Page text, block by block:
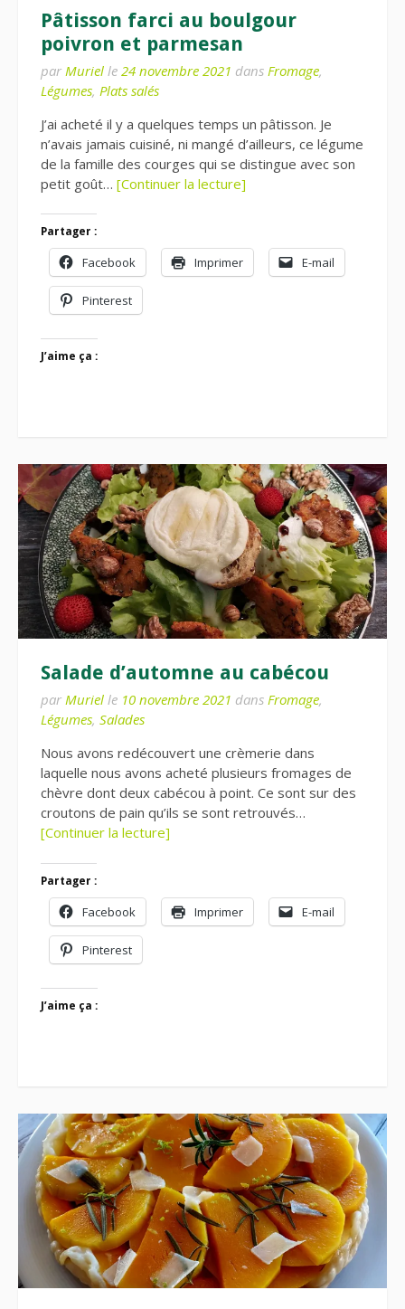
Pâtisson farci au boulgour
poivron et parmesan
par Muriel le 24 novembre 2021 dans Fromage,
Légumes, Plats salés
J’ai acheté il y a quelques temps un pâtisson. Je
n’avais jamais cuisiné, ni mangé d’ailleurs, ce légume
de la famille des courges qui se distingue avec son
petit goût… [Continuer la lecture]
Partager :
Facebook Imprimer E-mail
Pinterest
J’aime ça :
Salade d’automne au cabécou
par Muriel le 10 novembre 2021 dans Fromage,
Légumes, Salades
Nous avons redécouvert une crèmerie dans
laquelle nous avons acheté plusieurs fromages de
chèvre dont deux cabécou à point. Ce sont sur des
croutons de pain qu’ils se sont retrouvés…
[Continuer la lecture]
Partager :
Facebook Imprimer E-mail
Pinterest
J’aime ça :